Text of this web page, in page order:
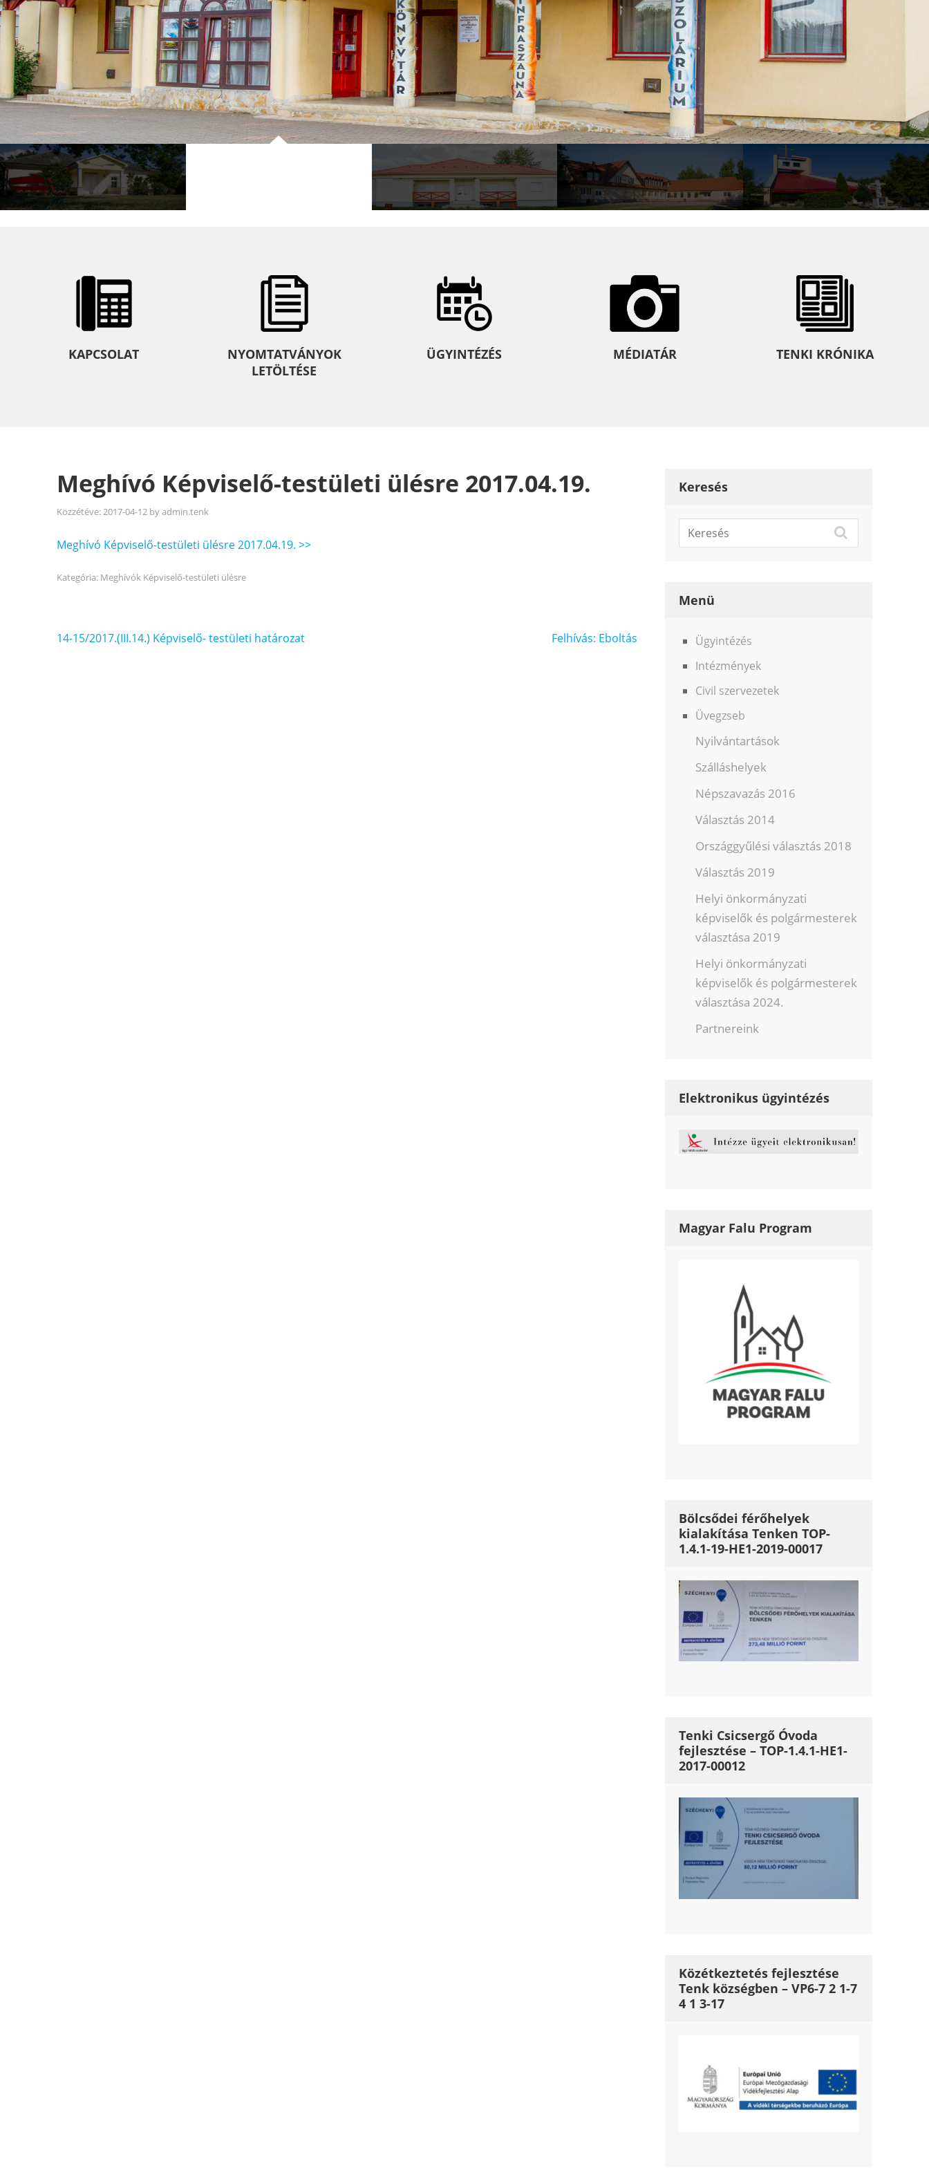
KAPCSOLAT
NYOMTATVÁNYOK
LETÖLTÉSE
ÜGYINTÉZÉS MÉDIATÁR TENKI KRÓNIKA
Meghívó Képviselő-testületi ülésre 2017.04.19.
Közzétéve:2017-04-12 byadmin.tenk
Meghívó Képviselő-testületi ülésre 2017.04.19. >>
Kategória: Meghívók Képviselő-testületi ülésre
Bejegyzés
14-15/2017.(III.14.) Képviselő- testületi határozat Felhívás: Eboltás
Keresés
Menü
Ügyintézés
Intézmények
Civil szervezetek
Üvegzseb
Nyilvántartások
Szálláshelyek
Népszavazás 2016
Választás 2014
Országgyűlési választás 2018
Választás 2019
Helyi önkormányzati
képviselők és polgármesterek
választása 2019
Helyi önkormányzati
képviselők és polgármesterek
választása 2024.
Partnereink
Elektronikus ügyintézés
Magyar Falu Program
Bölcsődei férőhelyek
kialakítása Tenken TOP-
1.4.1-19-HE1-2019-00017
Tenki Csicsergő Óvoda
fejlesztése – TOP-1.4.1-HE1-
2017-00012
Közétkeztetés fejlesztése
Tenk községben – VP6-7 2 1-7
4 1 3-17